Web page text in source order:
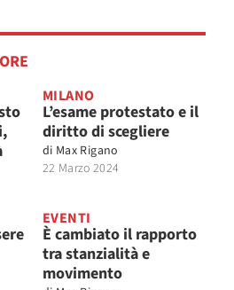
MILANO
L’esame protestato e il
diritto di scegliere
di Max Rigano
22 Marzo 2024
EVENTI
È cambiato il rapporto
tra stanzialità e
movimento